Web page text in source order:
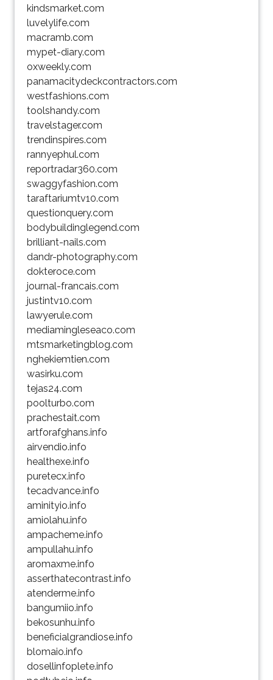
kindsmarket.com
luvelylife.com
macramb.com
mypet-diary.com
oxweekly.com
panamacitydeckcontractors.com
westfashions.com
toolshandy.com
travelstager.com
trendinspires.com
rannyephul.com
reportradar360.com
swaggyfashion.com
taraftariumtv10.com
questionquery.com
bodybuildinglegend.com
brilliant-nails.com
dandr-photography.com
dokteroce.com
journal-francais.com
justintv10.com
lawyerule.com
mediamingleseaco.com
mtsmarketingblog.com
nghekiemtien.com
wasirku.com
tejas24.com
poolturbo.com
prachestait.com
artforafghans.info
airvendio.info
healthexe.info
puretecx.info
tecadvance.info
aminityio.info
amiolahu.info
ampacheme.info
ampullahu.info
aromaxme.info
asserthatecontrast.info
atenderme.info
bangumiio.info
bekosunhu.info
beneficialgrandiose.info
blomaio.info
dosellinfoplete.info